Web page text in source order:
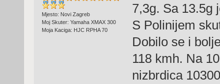
Mjesto: Novi Zagreb
Moj Skuter: Yamaha XMAX 300
Moja Kaciga: HJC RPHA 70
7,3g. Sa 13.5g
S Polinijem
Dobilo se i
118 kmh. Na
nizbrdica